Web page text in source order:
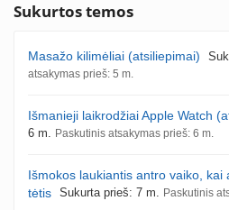
Sukurtos temos
Masažo kilimėliai (atsiliepimai)
atsakymas prieš: 5 m.
Išmanieji laikrodžiai Apple Watch
6 m. Paskutinis atsakymas prieš: 6 m.
Išmokos laukiantis antro vaiko,
tėtis Sukurta prieš: 7 m. Paskutinis